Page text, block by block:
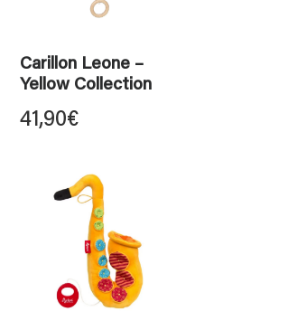
Carillon Leone –
Yellow Collection
41,90€